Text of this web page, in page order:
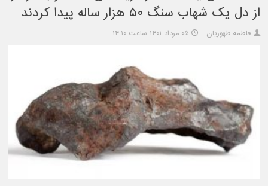
از دل یک شهاب سنگ ۵۰ هزار ساله پیدا کردند
فاطمه ظهوریان ۰۵ مرداد ۱۴۰۱ ساعت ۱۴:۱۰